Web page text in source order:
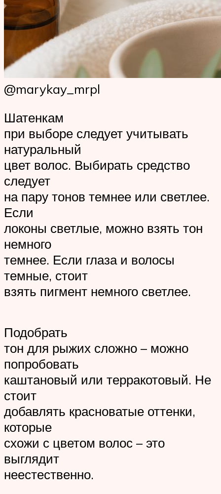
@marykay_mrpl
Шатенкам
при выборе следует учитывать
натуральный
цвет волос. Выбирать средство
следует
на пару тонов темнее или светлее.
Если
локоны светлые, можно взять тон
немного
темнее. Если глаза и волосы
темные, стоит
взять пигмент немного светлее.
Подобрать
тон для рыжих сложно – можно
попробовать
каштановый или терракотовый. Не
стоит
добавлять красноватые оттенки,
которые
схожи с цветом волос – это
выглядит
неестественно.